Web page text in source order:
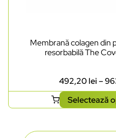
Membrană colagen din
resorbabilă The
492,20 lei–
Selectează